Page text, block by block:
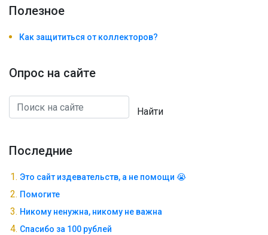
Полезноe
Как защититься от коллекторов?
Опрос на сайте
Найти
Последние
Это сайт издевательств, а не помощи 😭
Помогите
Никому ненужна, никому не важна
Спасибо за 100 рублей